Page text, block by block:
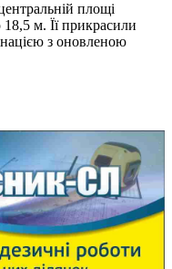
площі
м. Її прикрасили
з оновленою